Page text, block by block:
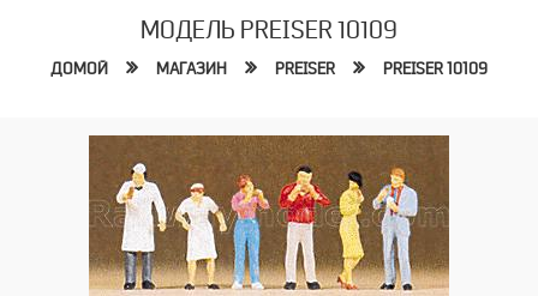
МОДЕЛЬ PREISER 10109
ДОМОЙ МАГАЗИН PREISER PREISER 10109